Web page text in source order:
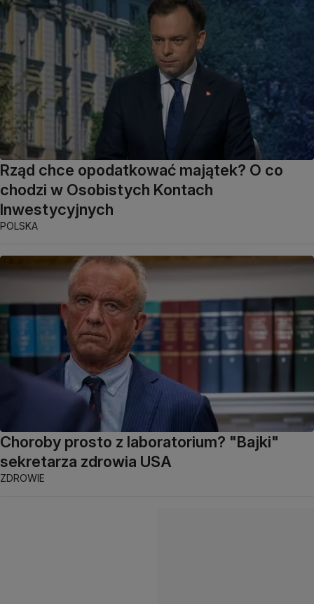
Rząd chce opodatkować majątek? O co
chodzi w Osobistych Kontach
Inwestycyjnych
POLSKA
Choroby prosto z laboratorium? "Bajki"
sekretarza zdrowia USA
ZDROWIE